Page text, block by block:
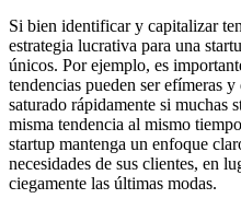
Si bien identificar y capitalizar
estrategia lucrativa para una
únicos. Por ejemplo, es
tendencias pueden ser efímeras
saturado rápidamente si muchas
misma tendencia al mismo
startup mantenga un enfoque
necesidades de sus clientes, en
ciegamente las últimas modas.